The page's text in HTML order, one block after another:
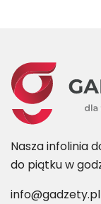
Nasza infolinia
do piątku w
info@gadzety.pl